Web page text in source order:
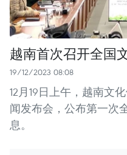
越南首次召开全国
19/12/2023 08:08
12月19日上午，越南文
闻发布会，公布第一次
息。